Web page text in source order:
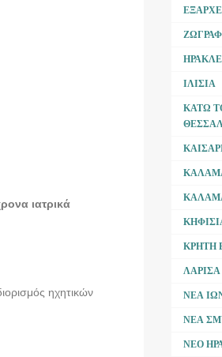
ιατρικά
ηχητικών
ΙΛΊΣΙΑ
ΚΆΤΩ
ΚΡΉΤΗ
ΛΆΡΙΣΑ
ΝΈΑ
ΝΈΑ
ΝΈΟ